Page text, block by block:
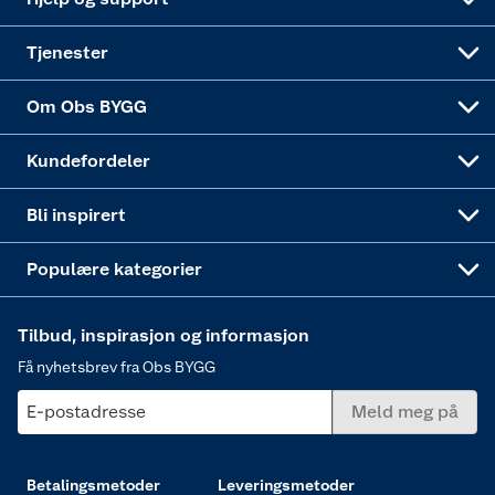
Tjenester
Om Obs BYGG
Kundefordeler
Bli inspirert
Populære kategorier
Tilbud, inspirasjon og informasjon
Få nyhetsbrev fra Obs BYGG
E-postadresse Meld meg på
Betalingsmetoder Leveringsmetoder